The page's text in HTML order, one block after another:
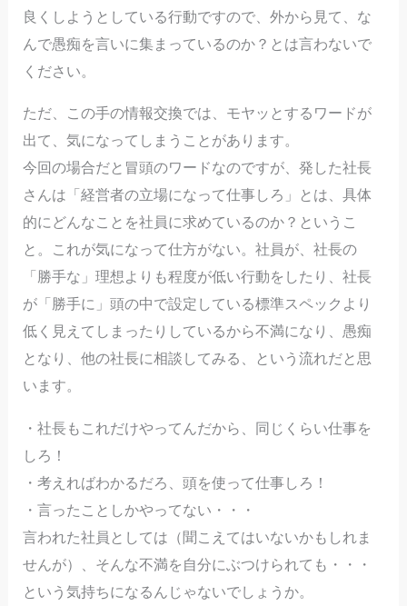
良くしようとしている行動ですので、外から見て、な
んで愚痴を言いに集まっているのか？とは言わないで
ください。
ただ、この手の情報交換では、モヤッとするワードが
出て、気になってしまうことがあります。
今回の場合だと冒頭のワードなのですが、発した社長
さんは「経営者の立場になって仕事しろ」とは、具体
的にどんなことを社員に求めているのか？というこ
と。これが気になって仕方がない。社員が、社長の
「勝手な」理想よりも程度が低い行動をしたり、社長
が「勝手に」頭の中で設定している標準スペックより
低く見えてしまったりしているから不満になり、愚痴
となり、他の社長に相談してみる、という流れだと思
います。
・社長もこれだけやってんだから、同じくらい仕事を
しろ！
・考えればわかるだろ、頭を使って仕事しろ！
・言ったことしかやってない・・・
言われた社員としては（聞こえてはいないかもしれま
せんが）、そんな不満を自分にぶつけられても・・・
という気持ちになるんじゃないでしょうか。